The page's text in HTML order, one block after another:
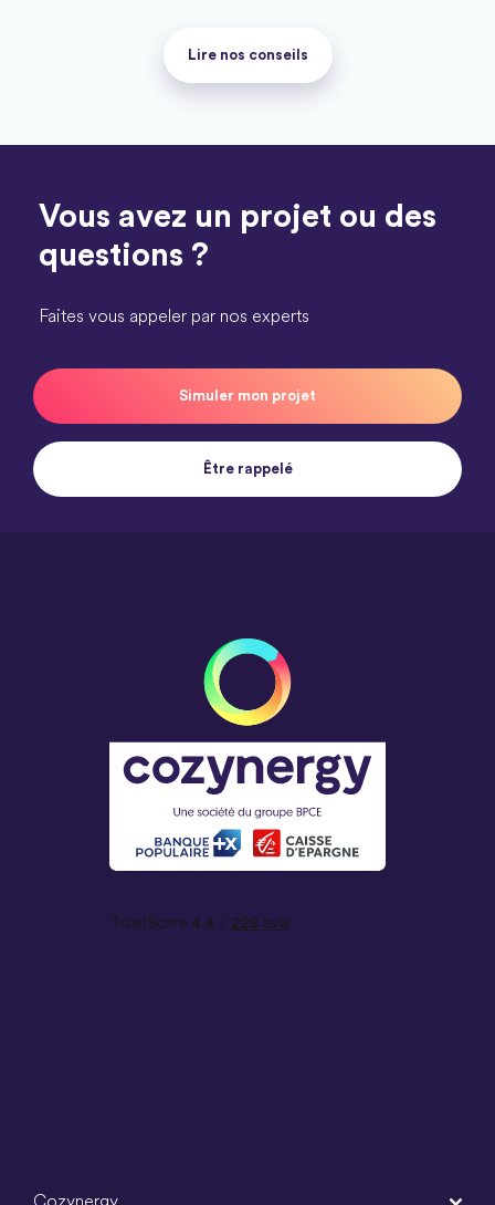
Lire nos conseils
Vous avez un projet ou des
questions ?
Faites vous appeler par nos experts
Simuler mon projet
Être rappelé